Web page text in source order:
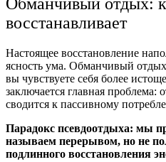
восстанавливает
Настоящее восстановление
ясность ума. Обманчивый
вы чувствуете себя более
заключается главная проблема:
сводится к пассивному
Парадокс псевдоотдыха: мы
называем перерывом, но не
подлинного восстановления